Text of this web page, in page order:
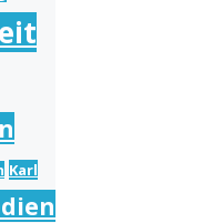
Karl